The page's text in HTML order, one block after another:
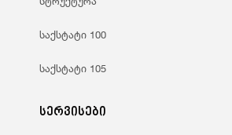
საქსტატი 100
საქსტატი 105
სერვისები